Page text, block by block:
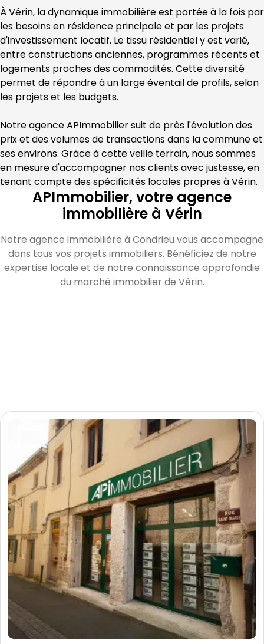
À Vérin, la dynamique immobilière est portée à la fois par
les besoins en résidence principale et par les projets
d'investissement locatif. Le tissu résidentiel y est varié,
entre constructions anciennes, programmes récents et
logements proches des commodités. Cette diversité
permet de répondre à un large éventail de profils, selon
les projets et les budgets.
Notre agence APImmobilier suit de près l'évolution des
prix et des volumes de transactions dans la commune et
ses environs. Grâce à cette veille terrain, nous sommes
en mesure d'accompagner nos clients avec justesse, en
tenant compte des spécificités locales propres à Vérin.
APImmobilier, votre agence
immobilière à Vérin
Notre agence immobilière à Condrieu vous accompagne
dans tous vos projets immobiliers. Bénéficiez de notre
expertise locale et de notre connaissance approfondie
du marché immobilier de Vérin.